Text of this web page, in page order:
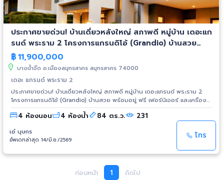
ทะเลสาบ และน้ำพุโรมัน 🏊‍♂️ สิ่งอำนวยความสะดวกภายในโครงการ • สโมสร •
สระว่ายน้ำระบบเกลือ • ฟิตเนส • สนามเด็กเล่น • สวนสาธารณะขนาดใหญ่ 2 แห่ง
• ปลอดภัย มีรปภ. ตลอด 24 ชั่วโมง • เข้า-ออกด้วย Key Card 🚗 เดินทาง
สะดวก • ติดถนนพระราม2 ใกล้ทางด่วนพระราม 2 M82 พันท้ายนรสิงห์ และวง
แหวนกาญจนาภิเษก • ใช้เวลาเข้าเมือง 15 นาที • ใกล้เซ็นทรัลพระราม 2 / ใกล้โรง
ประกาศขายด่วน! บ้านเดี่ยวหลังใหญ่ สภาพดี หมู่บ้าน เดอะแก
รนด์ พระราม 2 โครงการแกรนดิโอ้ (Grandio) บ้านสวย
พร้อมอยู่ ฟรี เฟอร์นิเจอร์ และเครืองใช้ไฟฟ้า
฿11,900,000
บางน้ำจืด อ.เมืองสมุทรสาคร สมุทรสาคร 74000
เดอะ แกรนด์ พระราม 2
ประกาศขายด่วน! บ้านเดี่ยวหลังใหญ่ สภาพดี หมู่บ้าน เดอะแกรนด์ พระราม 2
โครงการแกรนดิโอ้ (Grandio) บ้านสวย พร้อมอยู่ ฟรี เฟอร์นิเจอร์ และเครือง
ใช้ไฟฟ้า ราคาเพียง 11.9 ล้านบาท (11,900,000) ✅ รายละเอียดบ้าน: • เนื้อที่ 84
ตร.ว. | พื้นที่ใช้สอย 290 ตร.ม. • ชั้นบน 3 ห้องนอน | 3 ห้องน้ำ (ห้องน้ำในตัว
ทุกห้อง) • ชั้นล่าง 1 ห้องนอน / 1 ห้องน้ำ/ โซนทานข้าว/ ห้องรับแขก/ ห้องครัว
• ด้านนอก 1 ห้องแม่บ้าน / 1 ห้องน้ำแม่บ้าน (แยกส่วนจากภายในบ้าน) • จอดรถ
ได้ 4 คัน • หน้าบ้านหัน "ทิศเหนือ" รับลม ไม่ร้อนแดด 🎁 ของแถมพิเศษ • Built-
in ครบชุด (ห้องรับแขก, นั่งเล่น, ครัว, ห้องนอน) • แอร์ทั้งหมด 7 เครื่อง! (สี่
นั่ง และโซฟาชุดใหญ่ • ตู้เย็น 1 เครื่อง, เครื่องซักผ้า 1 เครื่อง และเครื่องทำน้ำอุ่น
3 เครื่อง • ประตูรั้วรีโมทอัตโนมัติ, ม่านมู่ลี่ และวอลเปเปอร์ทั้งหลัง จุดเด่นของ
4 ห้องนอน 4 ห้องน้ำ 84 ตร.ว. 231
เอ๋ บุษกร
อัพเดทล่าสุด 14/มิ.ย./2569 โทร
ก่อนหน้า 1 ถัดไป